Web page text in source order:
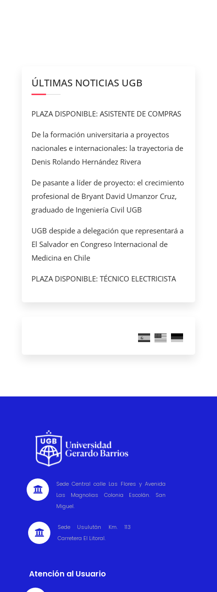
ÚLTIMAS NOTICIAS UGB
PLAZA DISPONIBLE: ASISTENTE DE COMPRAS
De la formación universitaria a proyectos
nacionales e internacionales: la trayectoria de
Denis Rolando Hernández Rivera
De pasante a líder de proyecto: el crecimiento
profesional de Bryant David Umanzor Cruz,
graduado de Ingeniería Civil UGB
UGB despide a delegación que representará a
El Salvador en Congreso Internacional de
Medicina en Chile
PLAZA DISPONIBLE: TÉCNICO ELECTRICISTA

Sede Central calle Las Flores y Avenida
Las Magnolias Colonia Escolán. San
Miguel.

Sede Usulután Km. 113
Carretera El Litoral.
Atención al Usuario